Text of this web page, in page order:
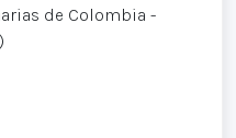
de Colombia -